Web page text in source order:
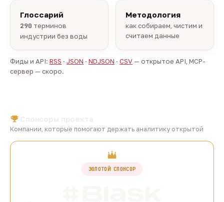
Глоссарий
290 терминов
индустрии без воды
Методология
как собираем, чистим и
считаем данные
Фиды и API: RSS · JSON · NDJSON · CSV — открытое API, MCP-
сервер — скоро.
Компании, которые помогают держать аналитику открытой
ЗОЛОТОЙ СПОНСОР